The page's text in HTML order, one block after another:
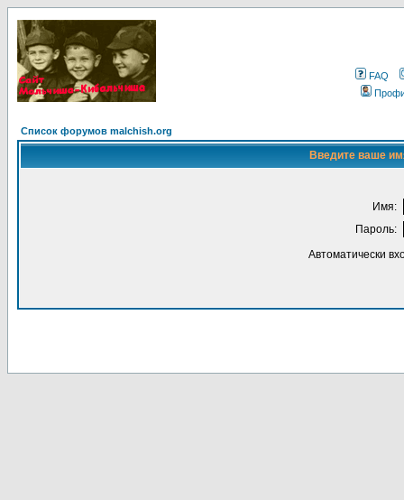
FAQ
Список форумов malchish.org
Введите ваше
Имя:
Пароль:
Автоматически